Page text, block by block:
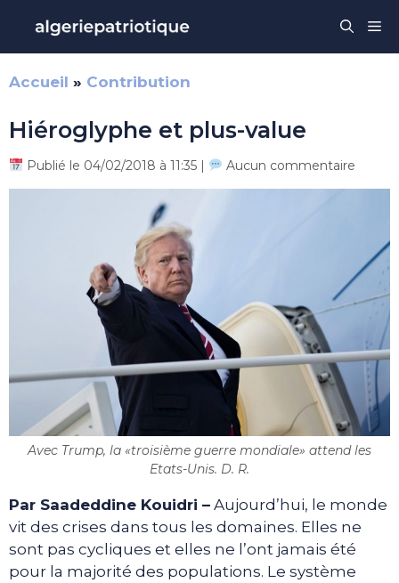
contenu
Accueil » Contribution
Hiéroglyphe et plus-value
Publié le 04/02/2018 à 11:35 | Aucun commentaire
Avec Trump, la «troisième guerre mondiale» attend les
Etats-Unis. D. R.
Par Saadeddine Kouidri – Aujourd’hui, le monde
vit des crises dans tous les domaines. Elles ne
sont pas cycliques et elles ne l’ont jamais été
pour la majorité des populations. Le système